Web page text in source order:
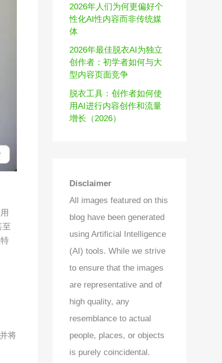
将
2026年人们为何更偏好个
性化AI性内容而非传统媒
体
2026年最佳脱衣AI为独立
创作者：初学者如何与大
型内容页面竞争
脱衣工具：创作者如何使
用AI进行内容创作和流量
增长（2026）
Disclaimer
All images featured on this
blog have been generated
using Artificial Intelligence
(AI) tools. While we strive
to ensure that the images
are representative and of
high quality, any
resemblance to actual
people, places, or objects
is purely coincidental.